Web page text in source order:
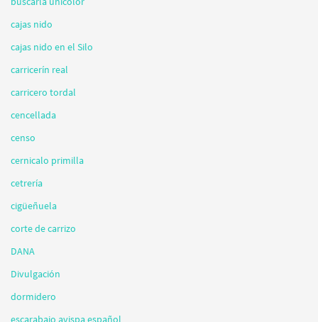
cajas nido
cajas nido en el Silo
carricerín real
carricero tordal
cencellada
censo
cernicalo primilla
cetrería
cigüeñuela
corte de carrizo
DANA
Divulgación
dormidero
escarabajo avispa español